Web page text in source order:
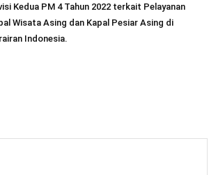
Kedua PM 4 Tahun 2022 terkait Pelayanan
Wisata Asing dan Kapal Pesiar Asing di
Indonesia.